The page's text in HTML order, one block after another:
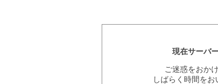
現在サーバ
ご迷惑をおか
しばらく時間を